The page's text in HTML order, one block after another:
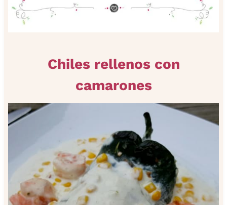
Chiles rellenos con
camarones